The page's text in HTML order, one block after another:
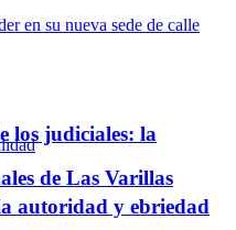
los judiciales: la
de Las Varillas
autoridad y ebriedad